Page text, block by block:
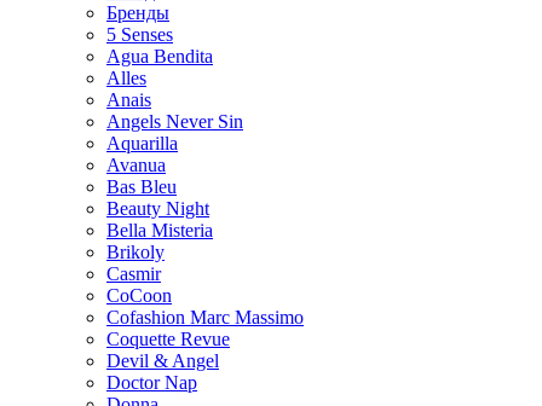
Бренды
5 Senses
Agua Bendita
Alles
Anais
Angels Never Sin
Aquarilla
Avanua
Bas Bleu
Beauty Night
Bella Misteria
Brikoly
Casmir
CoCoon
Cofashion Marc Massimo
Coquette Revue
Devil & Angel
Doctor Nap